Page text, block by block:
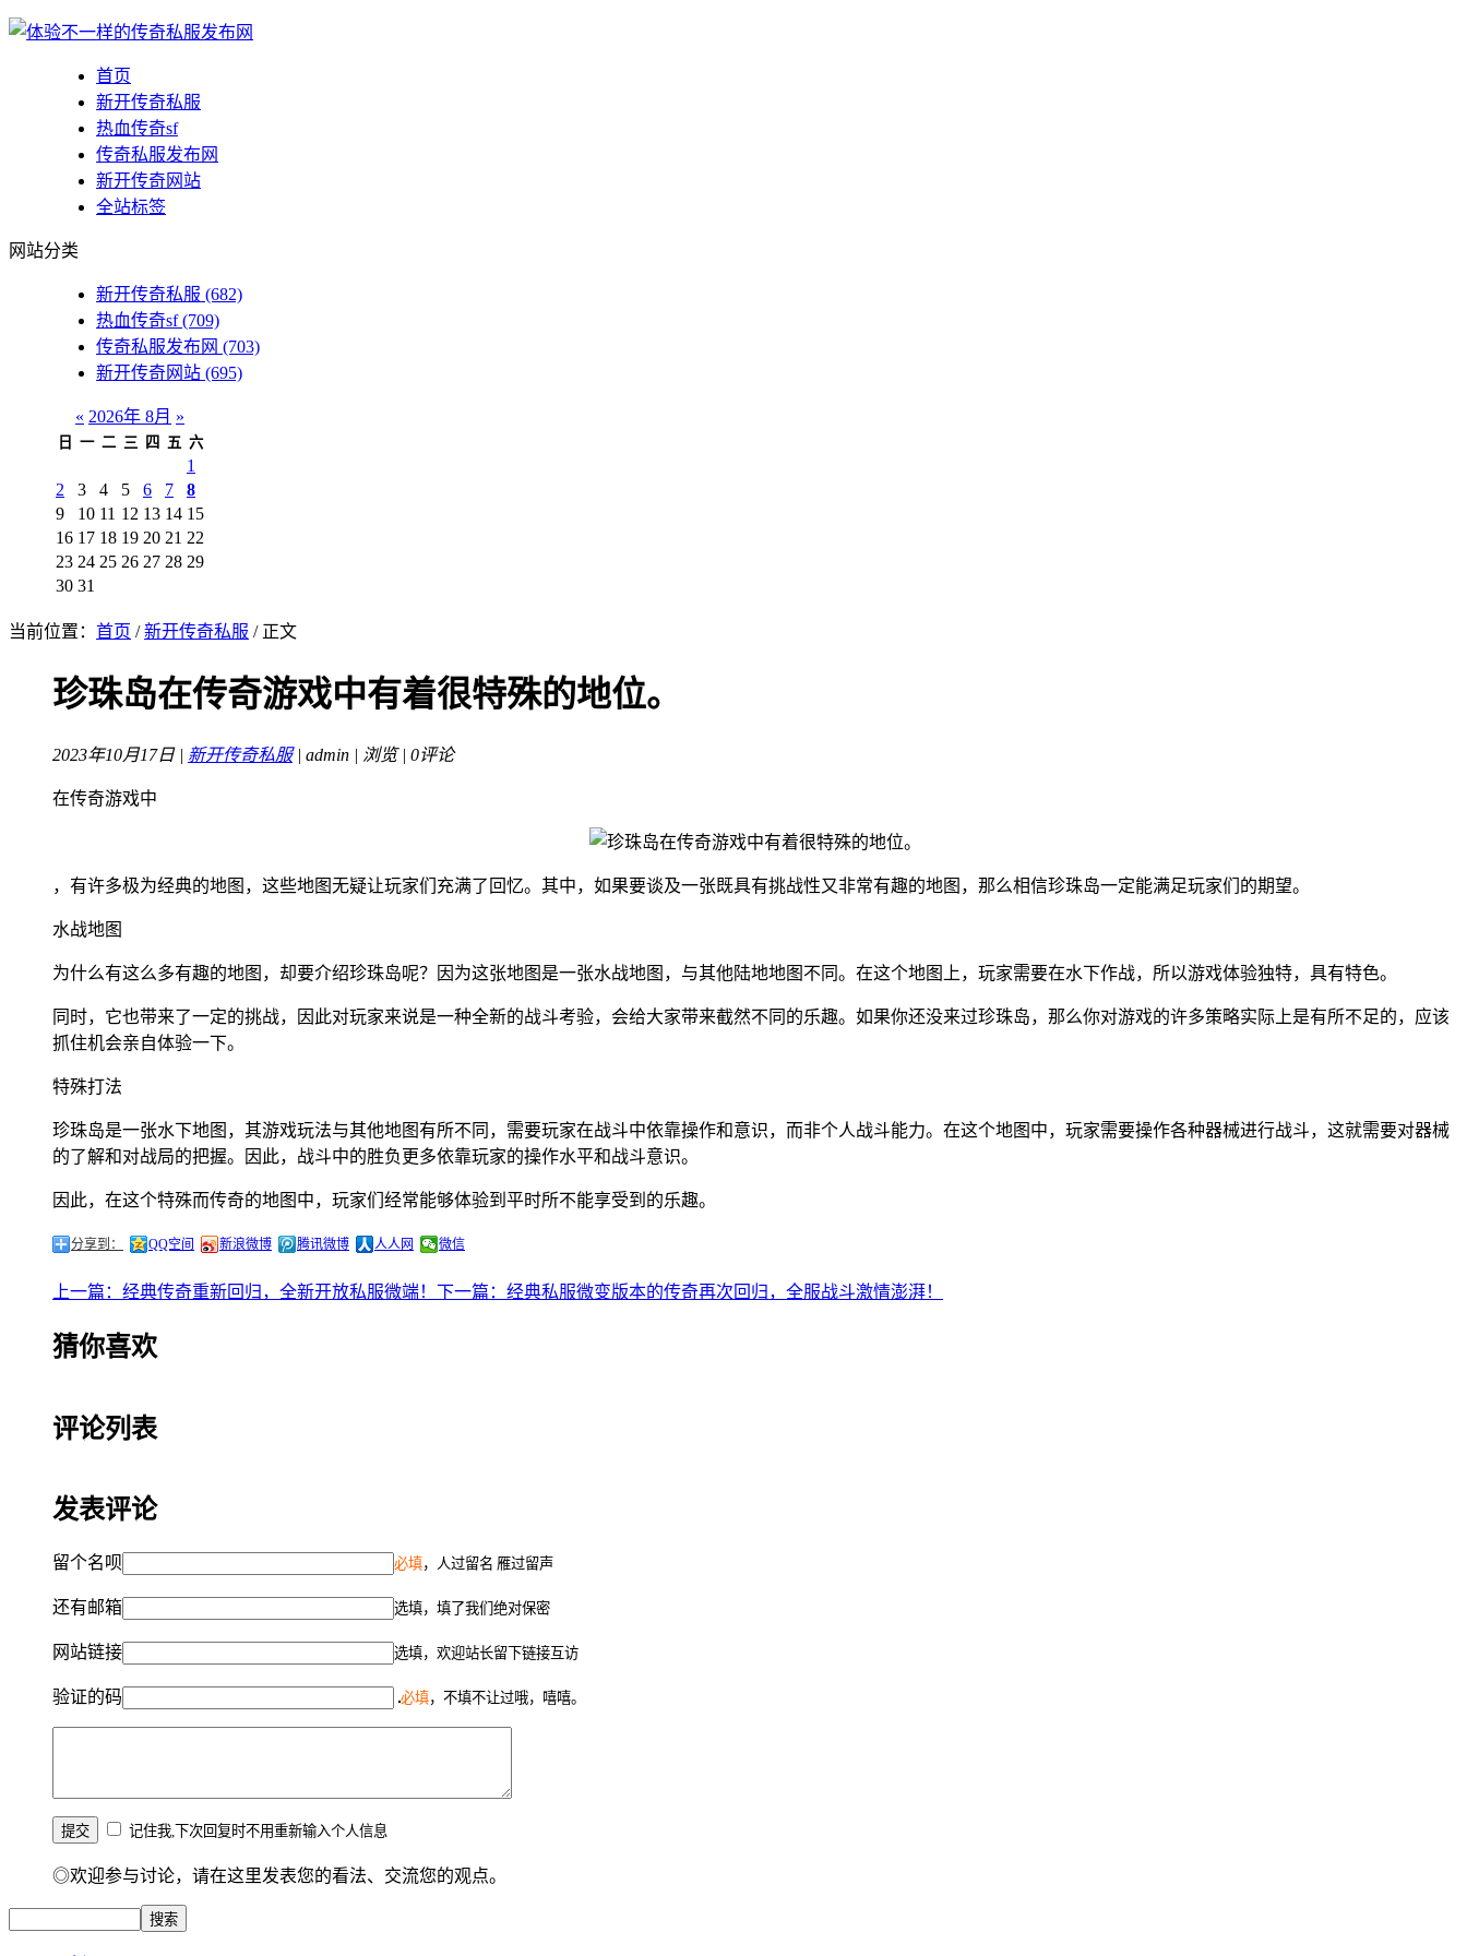
首页
新开传奇私服
热血传奇sf
传奇私服发布网
新开传奇网站
全站标签
网站分类
新开传奇私服 (682)
热血传奇sf(709)
传奇私服发布网 (703)
新开传奇网站 (695)
« 2026年 8月 »
日 一 二 三 四 五 六
1
2
3 4 5 6 7
8
9
10 11 12 13 14 15
16 17 18 19 20 21 22
23 24 25 26 27 28 29
30 31
当前位置： 首页 /新开传奇私服 / 正文
珍珠岛在传奇游戏中有着很特殊的地位。
2023年10月17日 | 新开传奇私服| admin | 浏览 | 0评论
在传奇游戏中
，有许多极为经典的地图，这些地图无疑让玩家们充满了回忆。其中，如果要谈及一张既具有挑战性又非常有趣的地图，那么相信珍珠岛一定能满足玩家们的期望。
水战地图
为什么有这么多有趣的地图，却要介绍珍珠岛呢？因为这张地图是一张水战地图，与其他陆地地图不同。在这个地图上，玩家需要在水下作战，所以游戏体验独特，具有特色。
同时，它也带来了一定的挑战，因此对玩家来说是一种全新的战斗考验，会给大家带来截然不同的乐趣。如果你还没来过珍珠岛，那么你对游戏的许多策略实际上是有所不足的，应该
抓住机会亲自体验一下。
特殊打法
珍珠岛是一张水下地图，其游戏玩法与其他地图有所不同，需要玩家在战斗中依靠操作和意识，而非个人战斗能力。在这个地图中，玩家需要操作各种器械进行战斗，这就需要对器械
的了解和对战局的把握。因此，战斗中的胜负更多依靠玩家的操作水平和战斗意识。
因此，在这个特殊而传奇的地图中，玩家们经常能够体验到平时所不能享受到的乐趣。
分享到： QQ空间 新浪微博 腾讯微博 人人网 微信
上一篇：经典传奇重新回归，全新开放私服微端！ 下一篇：经典私服微变版本的传奇再次回归，全服战斗激情澎湃！
猜你喜欢
评论列表
发表评论
留个名呗 必填，人过留名 雁过留声
还有邮箱 选填，填了我们绝对保密
网站链接 选填，欢迎站长留下链接互访
验证的码 必填，不填不让过哦，嘻嘻。
记住我,下次回复时不用重新输入个人信息
◎欢迎参与讨论，请在这里发表您的看法、交流您的观点。